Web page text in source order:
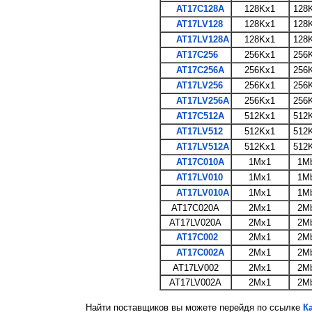
AT17C128A
128Kx1
AT17LV128
128Kx1
AT17LV128A
128Kx1
AT17C256
256Kx1
AT17C256A
256Kx1
AT17LV256
256Kx1
AT17LV256A
256Kx1
AT17C512A
512Kx1
AT17LV512
512Kx1
AT17LV512A
512Kx1
AT17C010A
1Mx1
AT17LV010
1Mx1
AT17LV010A
1Mx1
AT17C020A
2Mx1
AT17LV020A
2Mx1
AT17C002
2Mx1
AT17C002A
2Mx1
AT17LV002
2Mx1
AT17LV002A
2Mx1
Найти поставщиков вы можете перейдя по ссылке